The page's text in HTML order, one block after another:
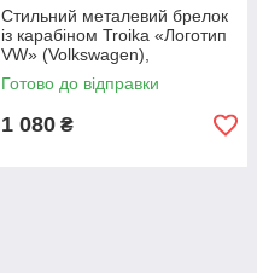
Стильний металевий брелок
із карабіном Troika «Логотип
VW» (Volkswagen),
хромований сувенірний
брелок, сріблястий
Готово до відправки
1 080 ₴